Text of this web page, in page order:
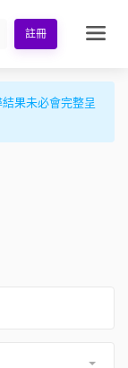
註冊
果未必會完整呈